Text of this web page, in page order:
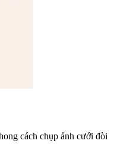
cách chụp ảnh cưới đòi